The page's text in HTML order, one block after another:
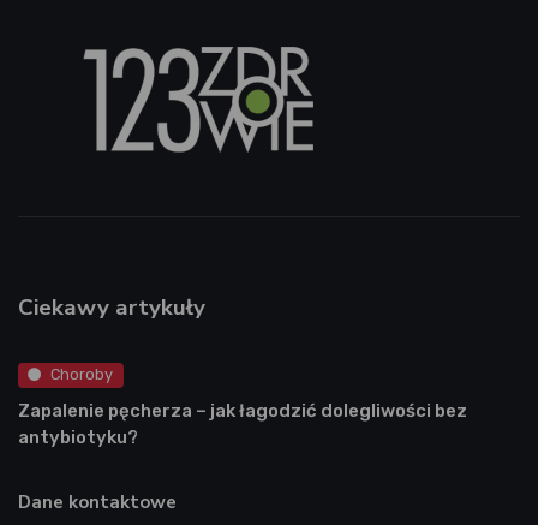
Ciekawy artykuły
Choroby
Zapalenie pęcherza – jak łagodzić dolegliwości bez
antybiotyku?
Dane kontaktowe